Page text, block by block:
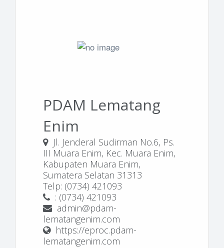
PDAM Lematang
Enim
Jl. Jenderal Sudirman No.6, Ps.
III Muara Enim, Kec. Muara Enim,
Kabupaten Muara Enim,
Sumatera Selatan 31313
Telp: (0734) 421093
: (0734) 421093
admin@pdam-
lematangenim.com
https://eproc.pdam-
lematangenim.com